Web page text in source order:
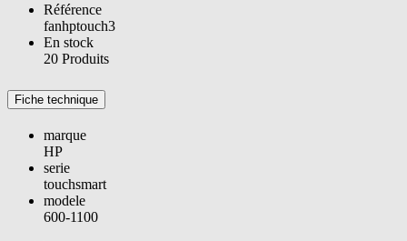
Référence
fanhptouch3
En stock
20 Produits
Fiche technique
marque
HP
serie
touchsmart
modele
600-1100